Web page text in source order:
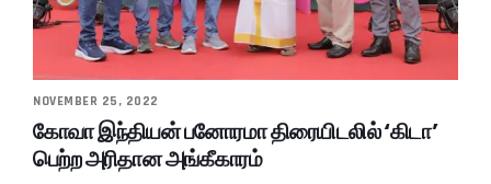
NOVEMBER 25, 2022
கோவா இந்தியன் பனோரமா திரையிடலில் ‘கிடா’
பெற்ற அரிதான அங்கீகாரம்